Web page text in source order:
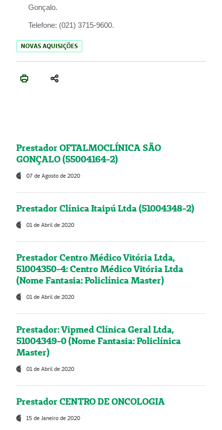
Gonçalo.
Telefone: (021) 3715-9600.
NOVAS AQUISIÇÕES
Prestador OFTALMOCLÍNICA SÃO
GONÇALO (55004164-2)
07 de Agosto de 2020
Prestador Clínica Itaipú Ltda (51004348-2)
01 de Abril de 2020
Prestador Centro Médico Vitória Ltda,
51004350-4: Centro Médico Vitória Ltda
(Nome Fantasia: Policlínica Master)
01 de Abril de 2020
Prestador: Vipmed Clínica Geral Ltda,
51004349-0 (Nome Fantasia: Policlínica
Master)
01 de Abril de 2020
Prestador CENTRO DE ONCOLOGIA
15 de Janeiro de 2020